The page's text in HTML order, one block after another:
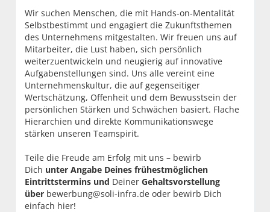
Wir suchen Menschen, die mit Hands-on-Mentalität
Selbstbestimmt und engagiert die Zukunftsthemen
des Unternehmens mitgestalten. Wir freuen uns auf
Mitarbeiter, die Lust haben, sich persönlich
weiterzuentwickeln und neugierig auf innovative
Aufgabenstellungen sind. Uns alle vereint eine
Unternehmenskultur, die auf gegenseitiger
Wertschätzung, Offenheit und dem Bewusstsein der
persönlichen Stärken und Schwächen basiert. Flache
Hierarchien und direkte Kommunikationswege
stärken unseren Teamspirit.
Teile die Freude am Erfolg mit uns – bewirb
Dich unter Angabe Deines frühestmöglichen
Eintrittstermins und Deiner Gehaltsvorstellung
über bewerbung@soli-infra.de oder bewirb Dich
einfach hier!